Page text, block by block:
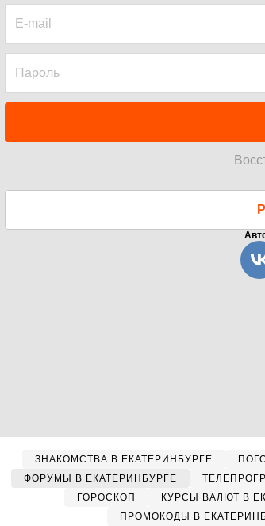
ЗНАКОМСТВА В ЕКАТЕРИНБУРГЕ
ФОРУМЫ В ЕКАТЕРИНБУРГЕ
ГОРОСКОП
КУРСЫ ВАЛЮТ В
ПРОМОКОДЫ В